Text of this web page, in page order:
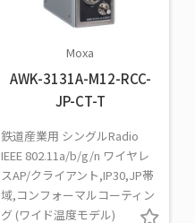
Moxa
AWK-3131A-M12-RCC-
JP-CT-T
鉄道産業用 シングルRadio
IEEE 802.11a/b/g/n ワイヤレ
スAP/クライアント,IP30,JP帯
域,コンフォーマルコーティン
グ (ワイド温度モデル)